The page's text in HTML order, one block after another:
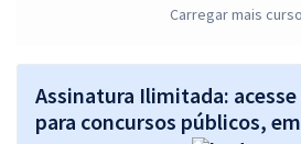
Assistência Judiciária - Área: Apoio
R$ 383,84à vista
ou 12x de R$
Economize R$
Carregar mais
Assinatura Ilimitada:
para concursos públicos,